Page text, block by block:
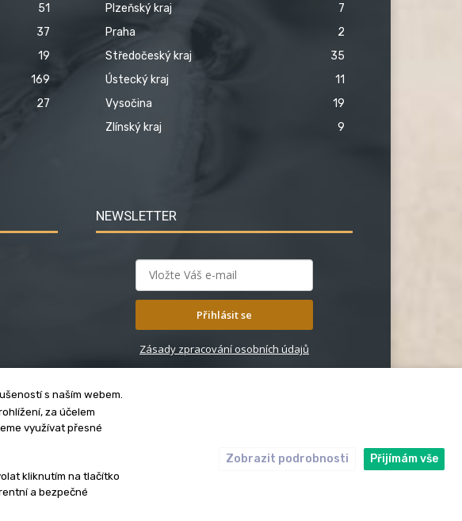
51
37
19
169
27
Plzeňský kraj
7
Praha
2
Středočeský kraj
35
Ústecký kraj
11
Vysočina
19
Zlínský kraj
9
NEWSLETTER
Přihlásit se
Zásady zpracování osobních údajů
Cookies Etický kodex
se vztahují autorská práva. Redakce InRybar.cz.
s naším webem.
za účelem
využívat přesné
kliknutím na tlačítko
a bezpečné
Zobrazit podrobnosti Přijímám vše